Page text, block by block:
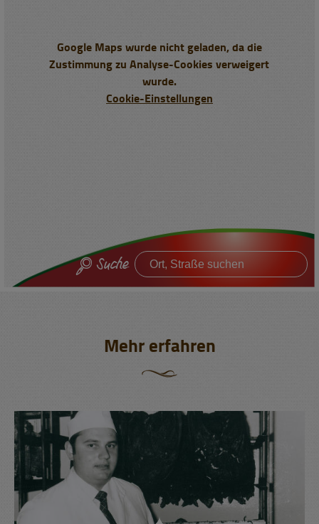
Suche
Google Maps wurde nicht geladen, da die
Zustimmung zu Analyse-Cookies verweigert
wurde.
Cookie-Einstellungen
Mehr erfahren